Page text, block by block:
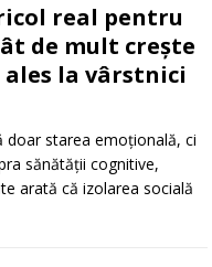
real pentru
de mult crește
la vârstnici
doar starea emoțională, ci
sănătății cognitive,
arată că izolarea socială